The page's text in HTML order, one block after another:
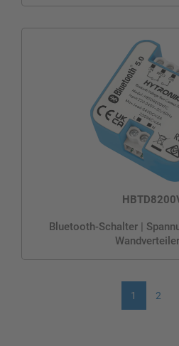
Bluetooth-Schalter |
1 2